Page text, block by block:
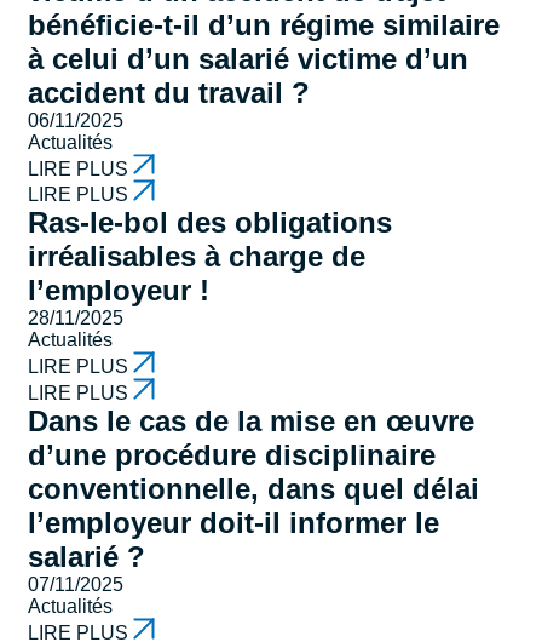
bénéficie-t-il d’un régime similaire
à celui d’un salarié victime d’un
accident du travail ?
06/11/2025
Actualités
LIRE PLUS
LIRE PLUS
Ras-le-bol des obligations
irréalisables à charge de
l’employeur !
28/11/2025
Actualités
LIRE PLUS
LIRE PLUS
Dans le cas de la mise en œuvre
d’une procédure disciplinaire
conventionnelle, dans quel délai
l’employeur doit-il informer le
salarié ?
07/11/2025
Actualités
LIRE PLUS